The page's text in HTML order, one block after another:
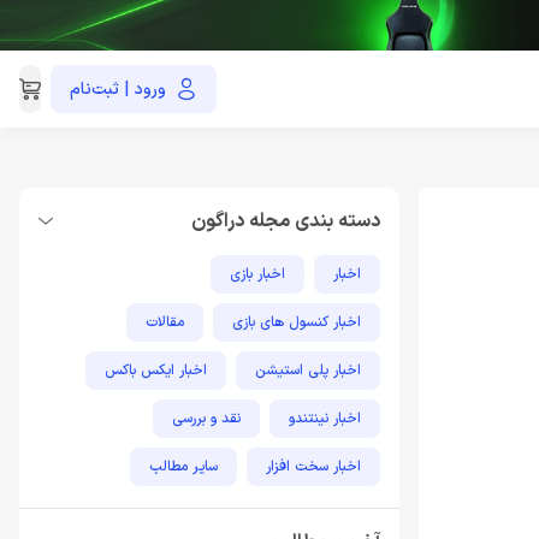
ورود | ثبت‌نام021-91035390
دسته بندی مجله دراگون
اخبار اخبار بازی
اخبار کنسول های بازی مقالات
اخبار پلی استیشن اخبار ایکس باکس
اخبار نینتندو نقد و بررسی
اخبار سخت افزار سایر مطالب
مطالب آموزشی پلی استیشن اخبار فناوری